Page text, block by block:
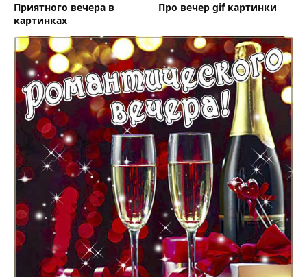
Приятного вечера в
картинках
Про вечер gif картинки